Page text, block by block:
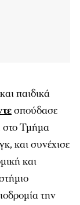
παιδικά
σπούδασε
στο Τμήμα
και συνέχισε
και
την